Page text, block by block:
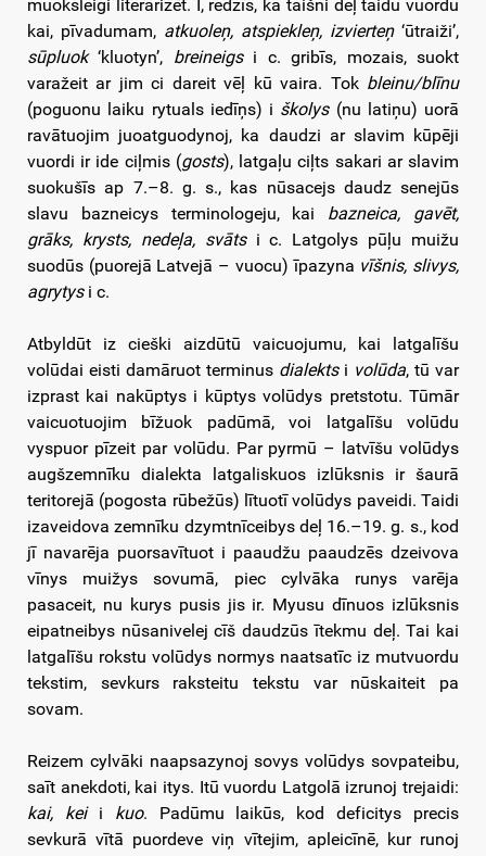
muoksleigi literarizēt. I, redzīs, ka taišni deļ taidu vuordu
kai, pīvadumam, atkuoleņ, atspiekleņ, izvierteņ‘ūtraiži’,
sūpluok‘kluotyn’, breineigsi c. gribīs, mozais, suokt
varažeit ar jim ci dareit vēļ kū vaira. Tok bleinu/blīnu
(poguonu laiku rytuals iedīņs) i školys(nu latiņu) uorā
ravātuojim juoatguodynoj, ka daudzi ar slavim kūpēji
vuordi ir ide ciļmis (gosts), latgaļu ciļts sakari ar slavim
suokušīs ap 7.–8. g. s., kas nūsacejs daudz senejūs
slavu bazneicys terminologeju, kai bazneica, gavēt,
grāks, krysts, nedeļa, svātsi c. Latgolys pūļu muižu
suodūs (puorejā Latvejā – vuocu) īpazyna vīšnis, slivys,
agrytysi c.
Atbyldūt iz cieški aizdūtū vaicuojumu, kai latgalīšu
volūdai eisti damāruot terminus dialektsi volūda, tū var
izprast kai nakūptys i kūptys volūdys pretstotu. Tūmār
vaicuotuojim bīžuok padūmā, voi latgalīšu volūdu
vyspuor pīzeit par volūdu. Par pyrmū – latvīšu volūdys
augšzemnīku dialekta latgaliskuos izlūksnis ir šaurā
teritorejā (pogosta rūbežūs) lītuotī volūdys paveidi. Taidi
izaveidova zemnīku dzymtnīceibys deļ 16.–19. g. s., kod
jī navarēja puorsavītuot i paaudžu paaudzēs dzeivova
vīnys muižys sovumā, piec cylvāka runys varēja
pasaceit, nu kurys pusis jis ir. Myusu dīnuos izlūksnis
eipatneibys nūsanivelej cīš daudzūs ītekmu deļ. Tai kai
latgalīšu rokstu volūdys normys naatsatīc iz mutvuordu
tekstim, sevkurs raksteitu tekstu var nūskaiteit pa
sovam.
Reizem cylvāki naapsazynoj sovys volūdys sovpateibu,
saīt anekdoti, kai itys. Itū vuordu Latgolā izrunoj trejaidi:
kai, keii kuo. Padūmu laikūs, kod deficitys precis
sevkurā vītā puordeve viņ vītejim, apleicīnē, kur runoj